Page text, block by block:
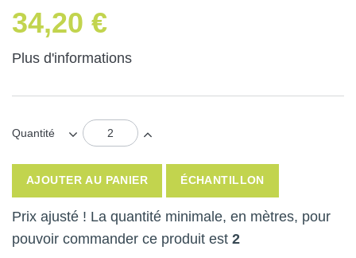
34,20 €
Plus d'informations
Quantité
AJOUTER AU PANIER ÉCHANTILLON
Prix ajusté ! La quantité minimale, en mètres, pour
pouvoir commander ce produit est 2